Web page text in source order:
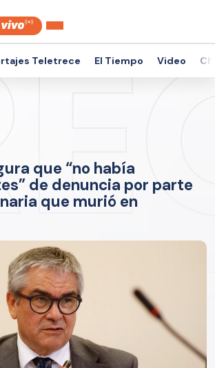
Teletrece El Tiempo Video
que “no había
de denuncia por parte
que murió en